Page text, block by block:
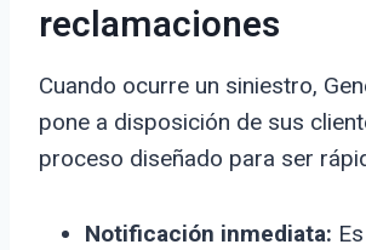
reclamaciones
Cuando ocurre un siniestro,
pone a disposición de sus
proceso diseñado para ser
Notificación inmediata: